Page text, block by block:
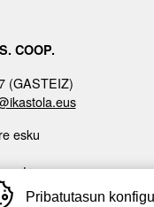
COOP.
(GASTEIZ)
esku
privacidad
Pribatutasun